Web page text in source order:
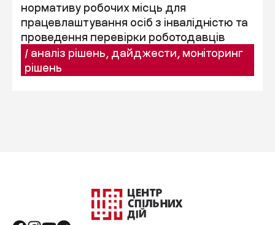
нормативу робочих місць для
працевлаштування осіб з інвалідністю та
проведення перевірки роботодавців
/ аналіз рішень, дайджести, моніторинг
рішень